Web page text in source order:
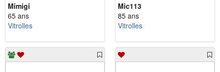
Mimigi
65 ans
Vitrolles
Mic113
85 ans
Vitrolles